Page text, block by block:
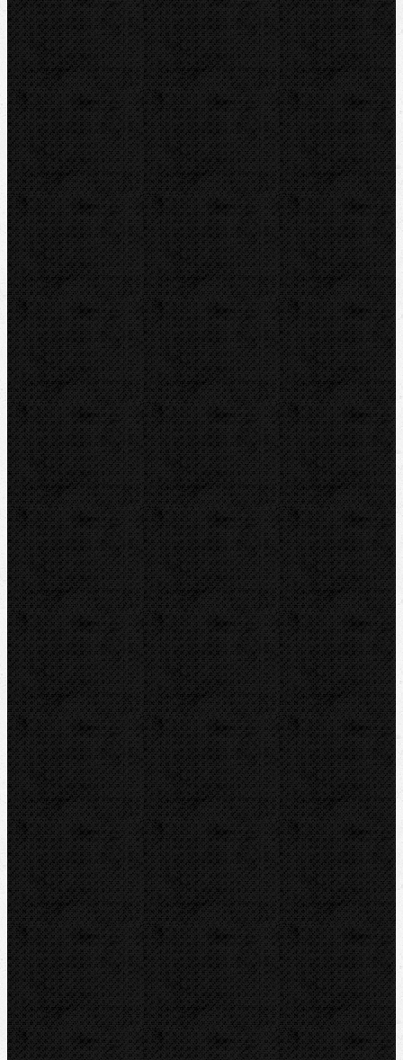
Elektronické váhy
Přípojky pro láhve s chladivem
Adaptéry pro láhve s chladivem
Měření a detekce
Příslušenství
Plyny
Vysoušení, odvlhčování
Zmrazovací zařízení
Vrtání a frézy
Elektomontážní nářadí
Lokalizace a trasování
Značky
RIDGID
BERNZOMATIC
NIPO
ROTHENBERGER
REMS
VIRAX
LEISTER
CBC
KEMPER